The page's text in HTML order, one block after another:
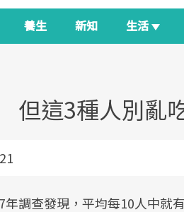
養生 新知 生活
但這3種人別亂
調查發現，平均每10人中就